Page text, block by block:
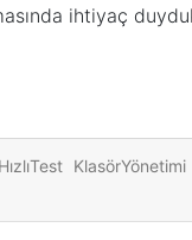
ihtiyaç
KlasörYönetimi
HızlıTest